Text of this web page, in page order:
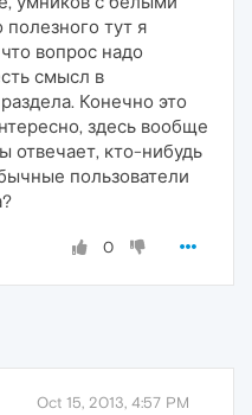
тут я
вопрос надо
смысл в
Конечно это
здесь вообще
отвечает, кто-нибудь
пользователи
0
Oct 15, 2013, 4:57 PM